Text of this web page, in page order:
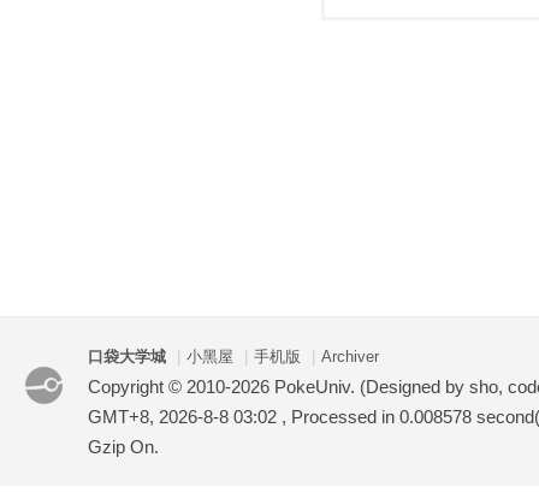
口袋大学城 小黑屋 手机版 Archiver
Copyright © 2010-2026 PokeUniv. (Designed by sho,
GMT+8, 2026-8-8 03:02 , Processed in 0.008578
Gzip On.